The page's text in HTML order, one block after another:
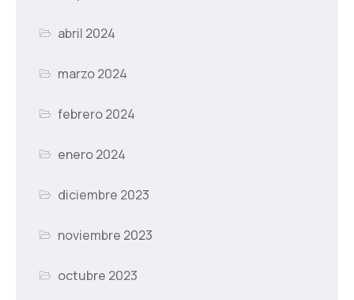
abril 2024
marzo 2024
febrero 2024
enero 2024
diciembre 2023
noviembre 2023
octubre 2023